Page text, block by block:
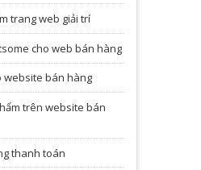
trang web giải trí
cho web bán hàng
website bán hàng
trên website bán
thanh toán